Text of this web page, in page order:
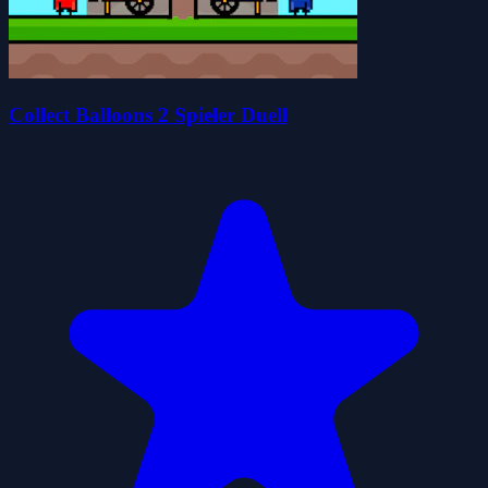
Collect Balloons 2 Spieler Duell